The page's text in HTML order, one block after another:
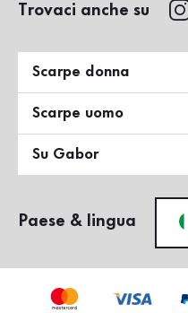
Trovaci anche su
Scarpe donna
Scarpe uomo
Su Gabor
Paese & lingua